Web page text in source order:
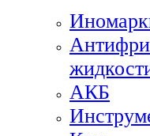
АКБ